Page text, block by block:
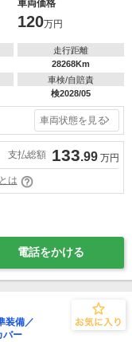
車両価格
120万円
走行距離
28268Km
車検/自賠責
検2028/05
車両状態を見る
支払総額 133.99 万円
は
電話をかける
装備／
バー